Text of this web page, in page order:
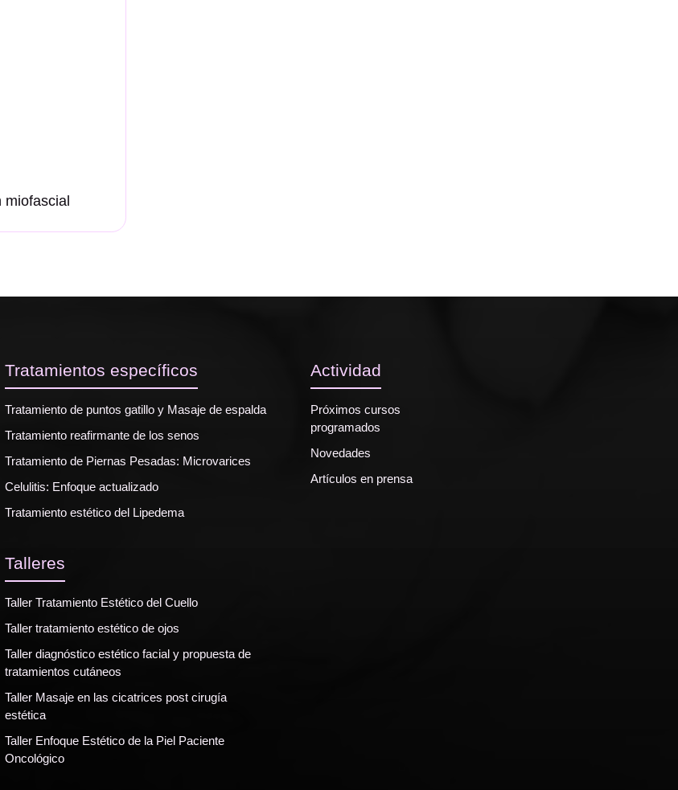
Tratamientos específicos
Tratamiento de puntos gatillo y Masaje de espalda
Tratamiento reafirmante de los senos
Tratamiento de Piernas Pesadas: Microvarices
Celulitis: Enfoque actualizado
Tratamiento estético del Lipedema
Talleres
Taller Tratamiento Estético del Cuello
Taller tratamiento estético de ojos
Taller diagnóstico estético facial y propuesta de
tratamientos cutáneos
Taller Masaje en las cicatrices post cirugía
estética
Taller Enfoque Estético de la Piel Paciente
Oncológico
Actividad
Próximos cursos
programados
Novedades
Artículos en prensa